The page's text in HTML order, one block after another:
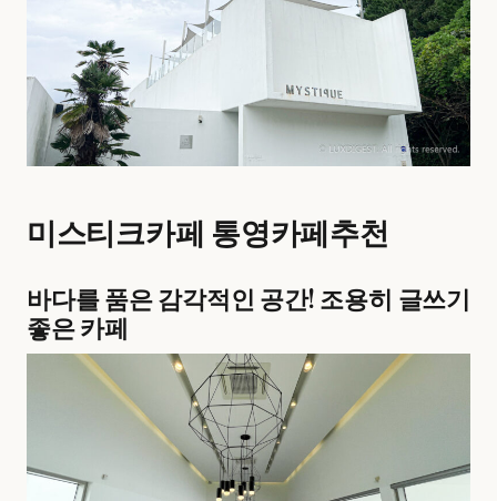
미스티크카페 통영카페추천
바다를 품은 감각적인 공간! 조용히 글쓰기
좋은 카페